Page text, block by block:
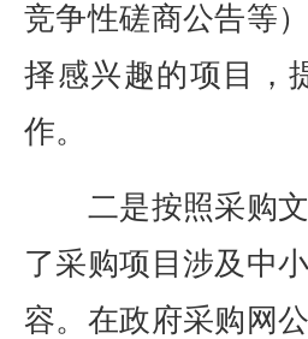
竞争性磋商公告等
择感兴趣的项目，
作。
二是按照采购文
了采购项目涉及中
容。在政府采购网